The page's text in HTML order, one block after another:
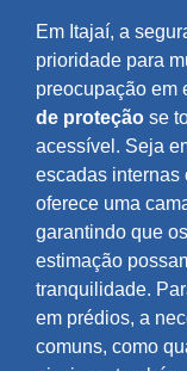
Em Itajaí, a
prioridade para
preocupação em
de proteção se
acessível. Seja
escadas internas
oferece uma
garantindo que
estimação
tranquilidade.
em prédios, a
comuns, como